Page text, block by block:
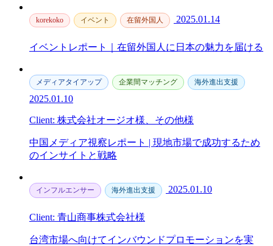
korekoko イベント 在留外国人 2025.01.14
イベントレポート｜在留外国人に日本の魅力を届ける
メディアタイアップ 企業間マッチング 海外進出支援
2025.01.10
Client: 株式会社オージオ様、その他様
中国メディア視察レポート | 現地市場で成功するため
のインサイトと戦略
インフルエンサー 海外進出支援 2025.01.10
Client: 青山商事株式会社様
台湾市場へ向けてインバウンドプロモーションを実